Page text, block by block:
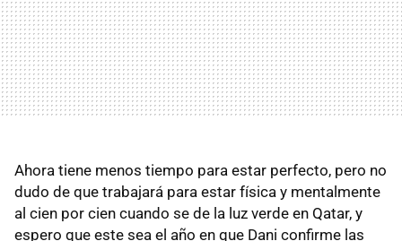
Ahora tiene menos tiempo para estar perfecto, pero no
dudo de que trabajará para estar física y mentalmente
al cien por cien cuando se de la luz verde en Qatar, y
espero que este sea el año en que Dani confirme las